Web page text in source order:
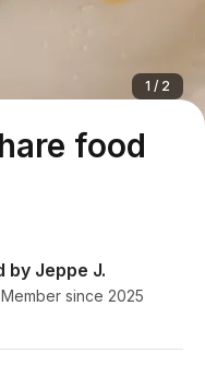
food
1 / 2
by Jeppe J.
Member since 2025